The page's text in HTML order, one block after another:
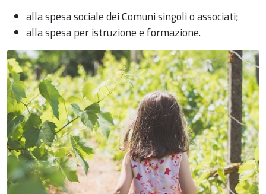
alla spesa sociale dei Comuni singoli o associati;
alla spesa per istruzione e formazione.